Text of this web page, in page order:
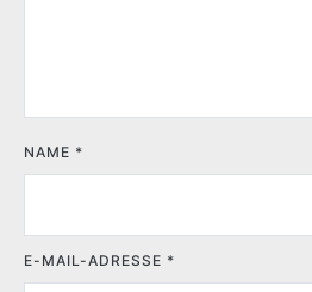
NAME *
E-MAIL-ADRESSE *